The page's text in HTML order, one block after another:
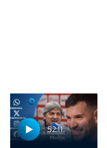
52:11